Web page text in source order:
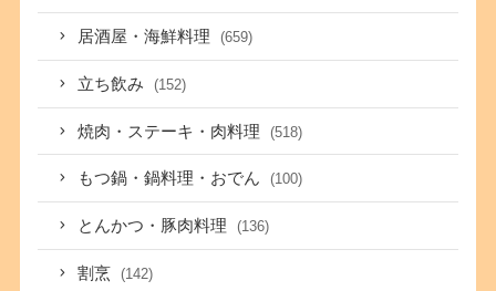
居酒屋・海鮮料理 (659)
立ち飲み (152)
焼肉・ステーキ・肉料理 (518)
もつ鍋・鍋料理・おでん (100)
とんかつ・豚肉料理 (136)
割烹 (142)